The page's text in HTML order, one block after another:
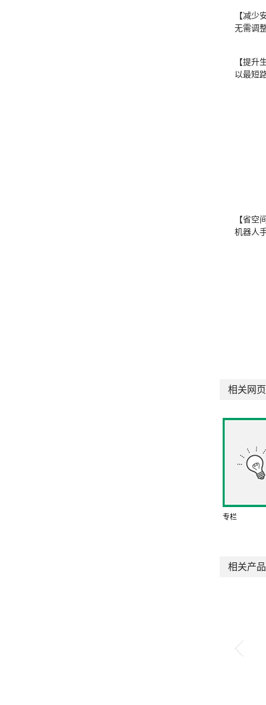
【减少
无需调
【提升
以最短
【省空
机器人
相关网页
专栏
相关产品